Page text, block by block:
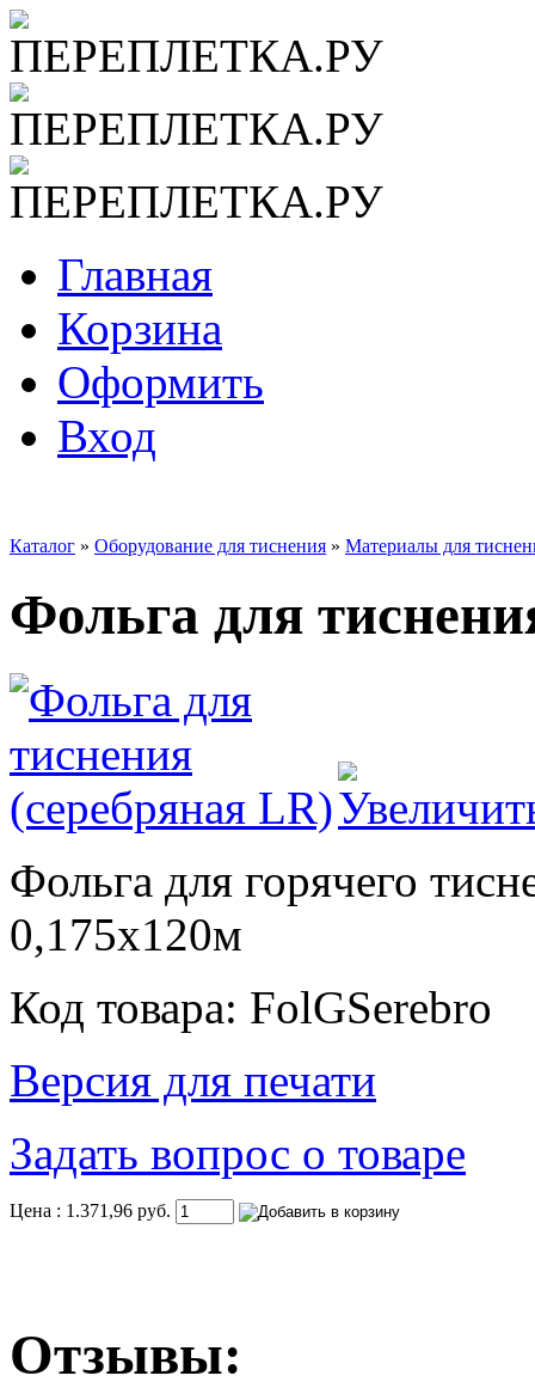
Главная
Корзина
Оформить
Вход
Каталог » Оборудование для тиснения » Материалы для
Фольга для
Фольга для горячего
0,175х120м
Код товара: FolGSerebro
Версия для печати
Задать вопрос о товаре
Цена : 1.371,96 руб.
Отзывы: